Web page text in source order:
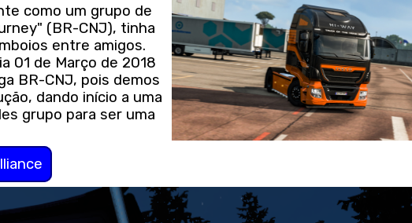
como um grupo de
(BR-CNJ), tinha
entre amigos.
01 de Março de 2018
BR-CNJ, pois demos
dando início a uma
grupo para ser uma